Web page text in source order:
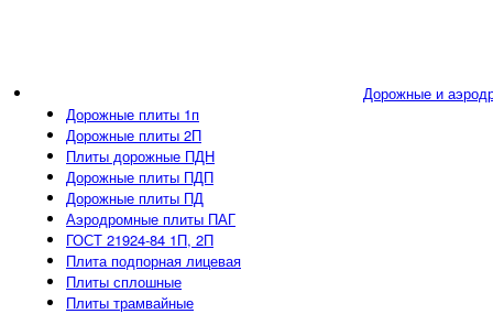
Дорожные и
Дорожные плиты 1п
Дорожные плиты 2П
Плиты дорожные ПДН
Дорожные плиты ПДП
Дорожные плиты ПД
Аэродромные плиты ПАГ
ГОСТ 21924-84 1П, 2П
Плита подпорная лицевая
Плиты сплошные
Плиты трамвайные